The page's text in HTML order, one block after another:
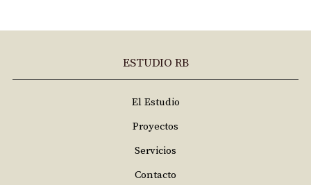
ESTUDIO RB
El Estudio
Proyectos
Servicios
Contacto